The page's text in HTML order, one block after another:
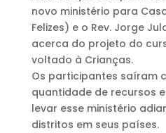
novo ministério para
Felizes) e o Rev. Jorge
acerca do projeto do
voltado à Crianças.
Os participantes saíram
quantidade de recursos
levar esse ministério
distritos em seus países.